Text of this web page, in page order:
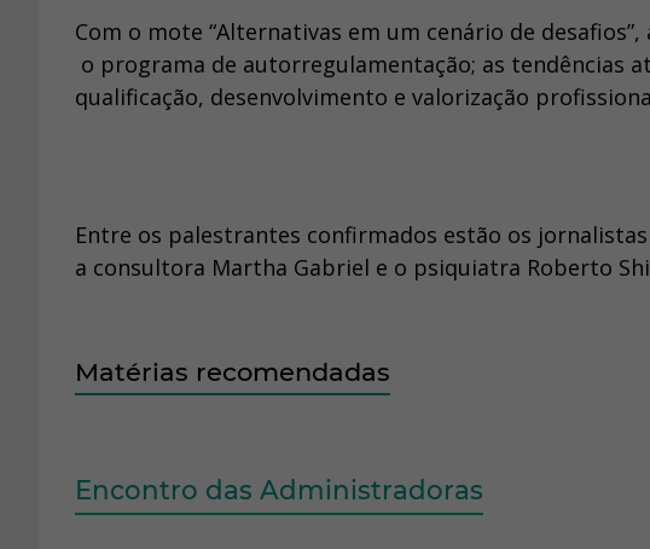
Com o mote “Alternativas em um cenário de
o programa de autorregulamentação; as tendências
qualificação, desenvolvimento e valorização
Entre os palestrantes confirmados estão os
a consultora Martha Gabriel e o psiquiatra Roberto
Matérias recomendadas
Encontro das Administradoras